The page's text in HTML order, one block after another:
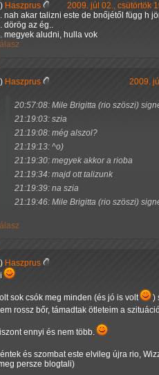
Haszprus
2009. júl 02., csütörtök
nah akar talizni este de bnőjétől függ h
dörög az ég..
megyek aludni, hulla vok
Haszprus 2009.
20:57:08: Mile Brigitta (rio szöszi)
21:19:03: szia
21:19:08: még alszol?
21:19:13: ^o)
21:19:30: megyek akkor a rioba
21:19:34: majd ott talizunk
21:19:39: na szia
21:19:46: Mile Brigitta (rio szöszi)
Haszprus
sok csók meg minden (és jó is volt
)
rossz bőr, támadtak ötleteim a
ennyi és nem több.
és szombat este elvileg újra rio,
persze blogtali)